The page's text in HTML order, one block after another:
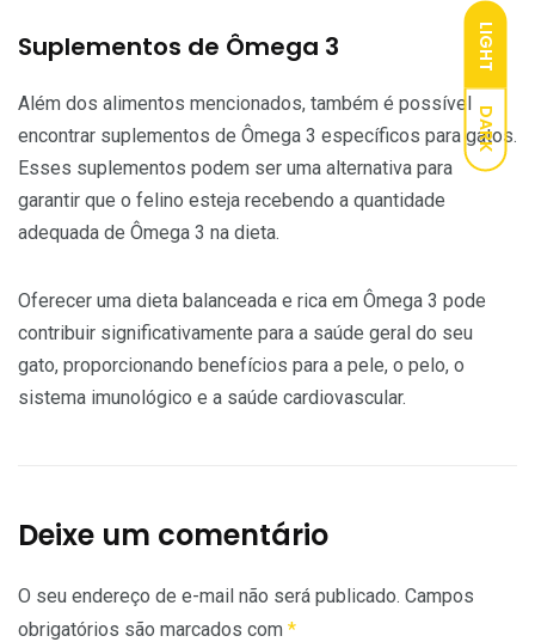
LIGHT
DARK
Suplementos de Ômega 3
Além dos alimentos mencionados, também é possível
encontrar suplementos de Ômega 3 específicos para gatos.
Esses suplementos podem ser uma alternativa para
garantir que o felino esteja recebendo a quantidade
adequada de Ômega 3 na dieta.
Oferecer uma dieta balanceada e rica em Ômega 3 pode
contribuir significativamente para a saúde geral do seu
gato, proporcionando benefícios para a pele, o pelo, o
sistema imunológico e a saúde cardiovascular.
Deixe um comentário
O seu endereço de e-mail não será publicado. Campos
obrigatórios são marcados com *